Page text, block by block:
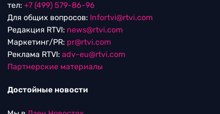
тел: +7 (499) 579-86-96
Для общих вопросов: Infortvi@rtvi.com
Редакция RTVI: news@rtvi.com
Маркетинг/PR: pr@rtvi.com
Реклама RTVI: adv-eu@rtvi.com
Партнерские материалы
Достойные новости